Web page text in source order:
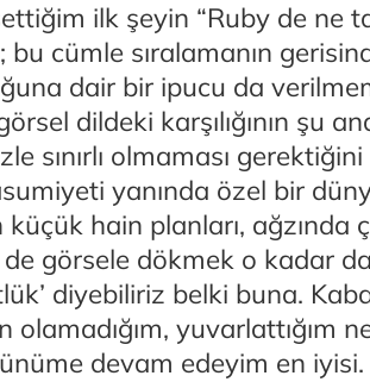
ilk şeyin “Ruby de ne
cümle sıralamanın
dair bir ipucu da
dildeki karşılığının şu
sınırlı olmaması
yanında özel bir
hain planları, ağzında
görsele dökmek o kadar
diyebiliriz belki buna.
olamadığım, yuvarlattığım
devam edeyim en iyisi.